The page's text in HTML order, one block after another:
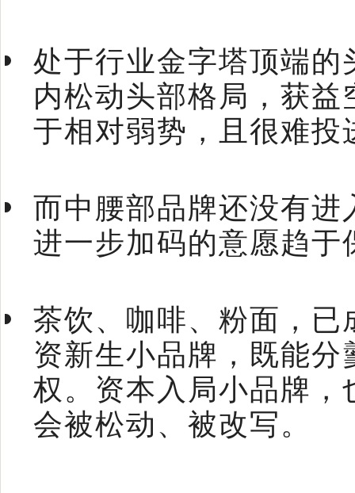
处于行业金字塔顶端
内松动头部格局，获
于相对弱势，且很难
而中腰部品牌还没有
进一步加码的意愿趋于
茶饮、咖啡、粉面，
资新生小品牌，既能
权。资本入局小品牌
会被松动、被改写。